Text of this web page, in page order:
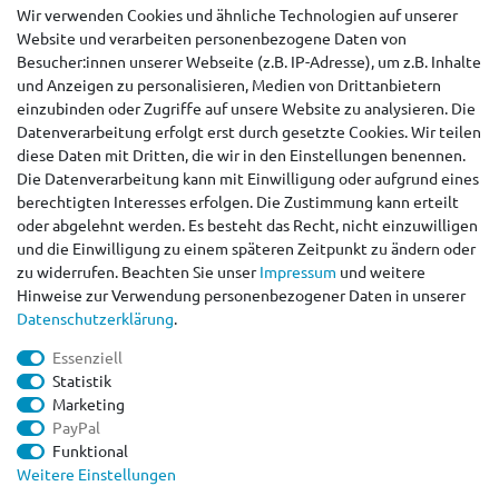
Service
Zahlungsarten
Versandarten & -kosten
Kontakt
Widerrufsrecht
Widerruf erklären
AGB
Impressum
Datenschutzerklärung
Barrierefreiheitserklärung
Kontakt
+49 (0)39203/ 962101
info@peteo.de
Mo. - Fr. 9.30 - 15.30 Uhr
Wir verwenden Cookies und ähnliche Technologien auf unserer
Website und verarbeiten personenbezogene Daten von
Besucher:innen unserer Webseite (z.B. IP-Adresse), um z.B. Inhalte
und Anzeigen zu personalisieren, Medien von Drittanbietern
einzubinden oder Zugriffe auf unsere Website zu analysieren. Die
Datenverarbeitung erfolgt erst durch gesetzte Cookies. Wir teilen
diese Daten mit Dritten, die wir in den Einstellungen benennen.
Die Datenverarbeitung kann mit Einwilligung oder aufgrund eines
berechtigten Interesses erfolgen. Die Zustimmung kann erteilt
oder abgelehnt werden. Es besteht das Recht, nicht einzuwilligen
und die Einwilligung zu einem späteren Zeitpunkt zu ändern oder
zu widerrufen. Beachten Sie unserImpressum und weitere
Hinweise zur Verwendung personenbezogener Daten in unserer
Daten­schutz­erklärung.
Essenziell
Statistik
Marketing
PayPal
Funktional
Weitere Einstellungen